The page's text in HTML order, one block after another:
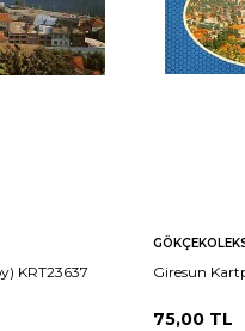
KRT23637 Giresun
75,00 TL